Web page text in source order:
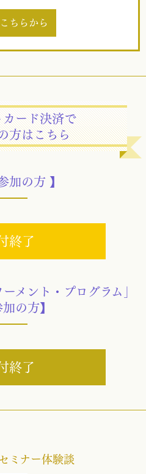
ちらから
ード決済で
方はこちら
加の方 】
終了
メント・プログラム」
の方】
終了
ミナー体験談